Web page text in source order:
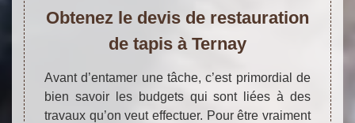
Obtenez le devis de restauration
de tapis à Ternay
Avant d’entamer une tâche, c’est primordial de
bien savoir les budgets qui sont liées à des
travaux qu’on veut effectuer. Pour être vraiment